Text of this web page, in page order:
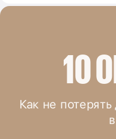
10
Как не